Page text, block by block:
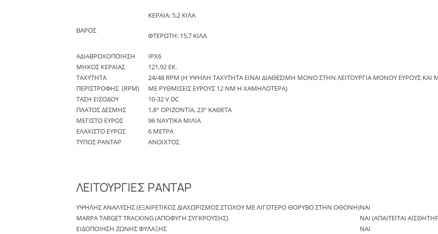
ΒΑΡΟΣ
ΚΕΡΑΙΑ: 5,2 ΚΙΛΑ
ΦΤΕΡΩΤΗ: 15,7 ΚΙΛΑ
ΑΔΙΑΒΡΟΧΟΠΟΙΗΣΗ
IPX6
ΜΗΚΟΣ ΚΕΡΑΙΑΣ
121,92 ΕΚ.
ΤΑΧΥΤΗΤΑ
ΠΕΡΙΣΤΡΟΦΗΣ (RPM)
24/48 RPM (Η ΥΨΗΛΗ ΤΑΧΥΤΗΤΑ ΕΙΝΑΙ ΔΙΑΘΕΣΙΜΗ ΜΟΝΟ ΣΤΗΝ ΛΕΙΤΟΥΡΓΙΑ ΜΟΝΟΥ ΕΥΡΟΥΣ
ΜΕ ΡΥΘΜΙΣΕΙΣ ΕΥΡΟΥΣ 12 NM Η ΧΑΜΗΛΟΤΕΡΑ)
ΤΑΣΗ ΕΙΣΟΔΟΥ
10-32 V DC
ΠΛΑΤΟΣ ΔΕΣΜΗΣ
1,8° ΟΡΙΖΟΝΤΙΑ, 23° ΚΑΘΕΤΑ
ΜΕΓΙΣΤΟ ΕΥΡΟΣ
96 ΝΑΥΤΙΚΑ ΜΙΛΙΑ
ΕΛΑΧΙΣΤΟ ΕΥΡΟΣ
6 ΜΕΤΡΑ
ΤΥΠΟΣ ΡΑΝΤΑΡ
ΑΝΟΙΧΤΟΣ
ΛΕΙΤΟΥΡΓΙΕΣ ΡΑΝΤΑΡ
ΥΨΗΛΗΣ ΑΝΑΛΥΣΗΣ (ΕΞΑΙΡΕΤΙΚΟΣ ΔΙΑΧΩΡΙΣΜΟΣ ΣΤΟΧΟΥ ΜΕ ΛΙΓΟΤΕΡΟ ΘΟΡΥΒΟ ΣΤΗΝ ΟΘΟΝΗ)ΝΑΙ
MARPA TARGET TRACKING (ΑΠΟΦΥΓΗ ΣΥΓΚΡΟΥΣΗΣ)
ΝΑΙ (ΑΠΑΙΤΕΙΤΑΙ
ΕΙΔΟΠΟΙΗΣΗ ΖΩΝΗΣ ΦΥΛΑΞΗΣ
ΝΑΙ